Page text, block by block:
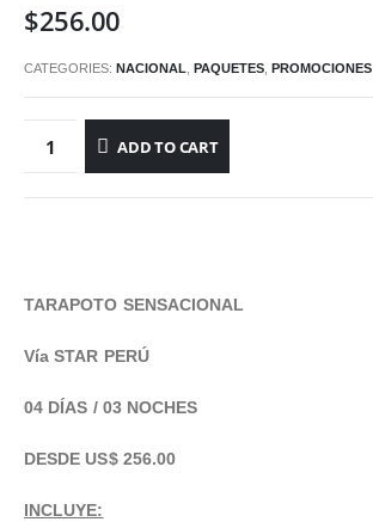
$256.00
CATEGORIES: NACIONAL PAQUETES PROMOCIONES
ADD TO CART
TARAPOTO SENSACIONAL
Vía STAR PERÚ
04 DÍAS / 03 NOCHES
DESDE US$ 256.00
INCLUYE: